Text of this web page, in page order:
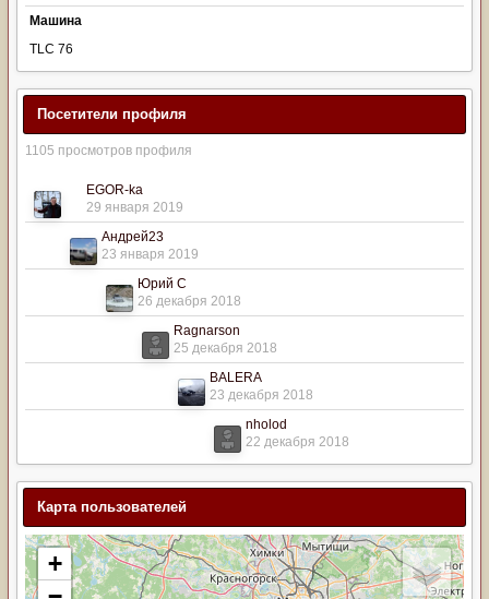
Машина
TLC 76
Посетители профиля
1105 просмотров профиля
EGOR-ka
29 января 2019
Андрей23
23 января 2019
Юрий С
26 декабря 2018
Ragnarson
25 декабря 2018
BALERA
23 декабря 2018
nholod
22 декабря 2018
Карта пользователей